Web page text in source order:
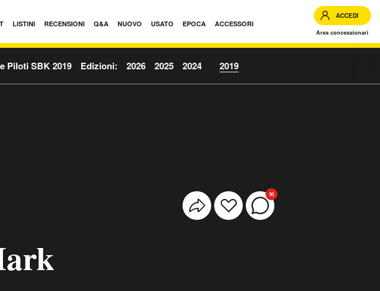
LISTINI RECENSIONI Q&A NUOVO USATO EPOCA ACCESSORI
ACCEDI
Area concessionari
Piloti SBK 2019 Edizioni: 2026 2025 2024 2019
30